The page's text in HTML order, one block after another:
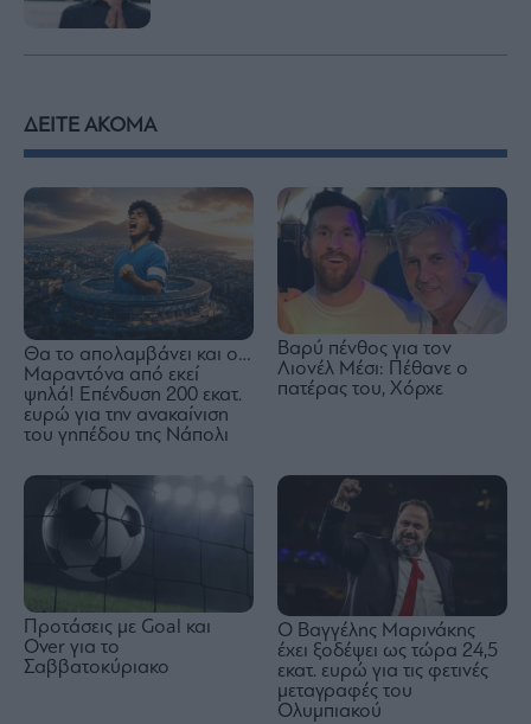
ΔΕΙΤΕ ΑΚΟΜΑ
Θα το απολαμβάνει και ο…
Μαραντόνα από εκεί
ψηλά! Επένδυση 200 εκατ.
ευρώ για την ανακαίνιση
του γηπέδου της Νάπολι
Βαρύ πένθος για τον
Λιονέλ Μέσι: Πέθανε ο
πατέρας του, Χόρχε
Προτάσεις με Goal και
Over για το
Σαββατοκύριακο
Ο Βαγγέλης Μαρινάκης
έχει ξοδέψει ως τώρα 24,5
εκατ. ευρώ για τις φετινές
μεταγραφές του
Ολυμπιακού